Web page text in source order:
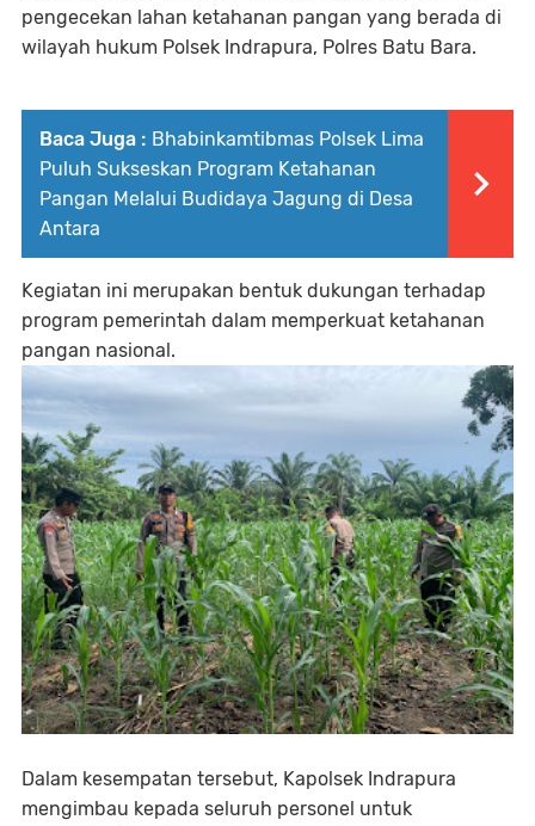
pengecekan lahan ketahanan pangan yang berada di
wilayah hukum Polsek Indrapura, Polres Batu Bara.
Baca Juga : Bhabinkamtibmas Polsek Lima
Puluh Sukseskan Program Ketahanan
Pangan Melalui Budidaya Jagung di Desa
Antara
Kegiatan ini merupakan bentuk dukungan terhadap
program pemerintah dalam memperkuat ketahanan
pangan nasional.
Dalam kesempatan tersebut, Kapolsek Indrapura
mengimbau kepada seluruh personel untuk